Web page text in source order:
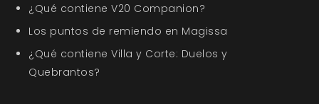
¿Qué contiene V20 Companion?
Los puntos de remiendo en Magissa
¿Qué contiene Villa y Corte: Duelos y
Quebrantos?